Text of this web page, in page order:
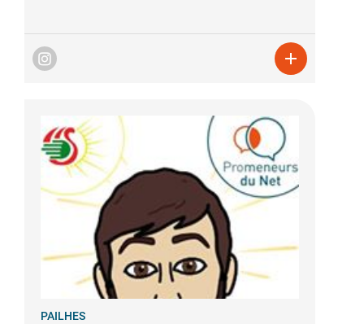

PAILHES